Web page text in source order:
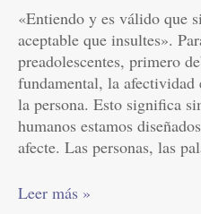
«Entiendo y es válido que
aceptable que insultes».
preadolescentes, primero
fundamental, la afectividad
la persona. Esto significa
humanos estamos
afecte. Las personas, las
Leer más »